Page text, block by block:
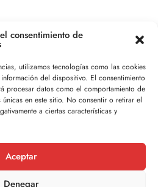
consentimiento de
utilizamos tecnologías como las cookies
del dispositivo. El consentimiento
procesar datos como el comportamiento de
en este sitio. No consentir o retirar el
a ciertas características y
Aceptar
Denegar